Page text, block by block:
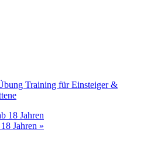
Training für Einsteiger &
18 Jahren
Jahren »